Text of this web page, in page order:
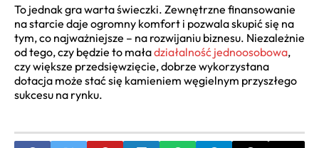
To jednak gra warta świeczki. Zewnętrzne finansowanie
na starcie daje ogromny komfort i pozwala skupić się na
tym, co najważniejsze – na rozwijaniu biznesu. Niezależnie
od tego, czy będzie to maładziałalność jednoosobowa,
czy większe przedsięwzięcie, dobrze wykorzystana
dotacja może stać się kamieniem węgielnym przyszłego
sukcesu na rynku.